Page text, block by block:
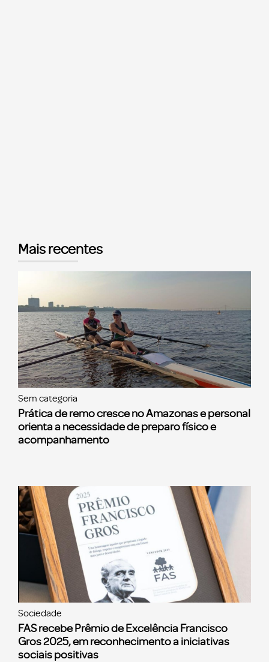
Mais recentes
Sem categoria
Prática de remo cresce no Amazonas e personal
orienta a necessidade de preparo físico e
acompanhamento
Sociedade
FAS recebe Prêmio de Excelência Francisco
Gros 2025, em reconhecimento a iniciativas
sociais positivas